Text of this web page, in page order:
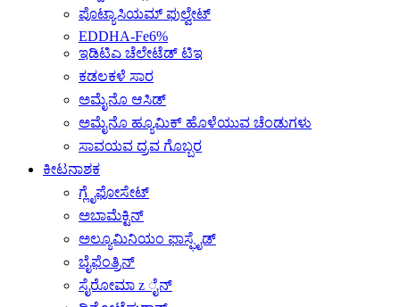
ಪೊಟ್ಯಾಸಿಯಮ್ ಫುಲ್ವೇಟ್
EDDHA-Fe6%
ಇಡಿಟಿಎ ಚೆಲೇಟೆಡ್ ಟಿಇ
ಕಡಲಕಳೆ ಸಾರ
ಅಮೈನೊ ಆಸಿಡ್
ಅಮೈನೊ ಹ್ಯೂಮಿಕ್ ಹೊಳೆಯುವ ಚೆಂಡುಗಳು
ಸಾವಯವ ದ್ರವ ಗೊಬ್ಬರ
ಕೀಟನಾಶಕ
ಗ್ಲೈಫೋಸೇಟ್
ಅಬಾಮೆಕ್ಟಿನ್
ಅಲ್ಯೂಮಿನಿಯಂ ಫಾಸ್ಫೈಡ್
ಬೈಫೆಂತ್ರಿನ್
ಸೈರೋಮಾ z ೈನ್